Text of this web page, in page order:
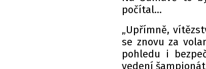
počítal…
„Upřímně,
se znovu za
pohledu i
vedení